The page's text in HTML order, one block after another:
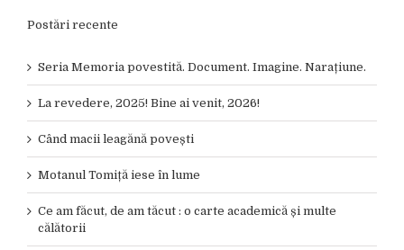
Postări recente
Seria Memoria povestită. Document. Imagine. Narațiune.
La revedere, 2025! Bine ai venit, 2026!
Când macii leagănă povești
Motanul Tomiță iese în lume
Ce am făcut, de am tăcut : o carte academică și multe
călătorii